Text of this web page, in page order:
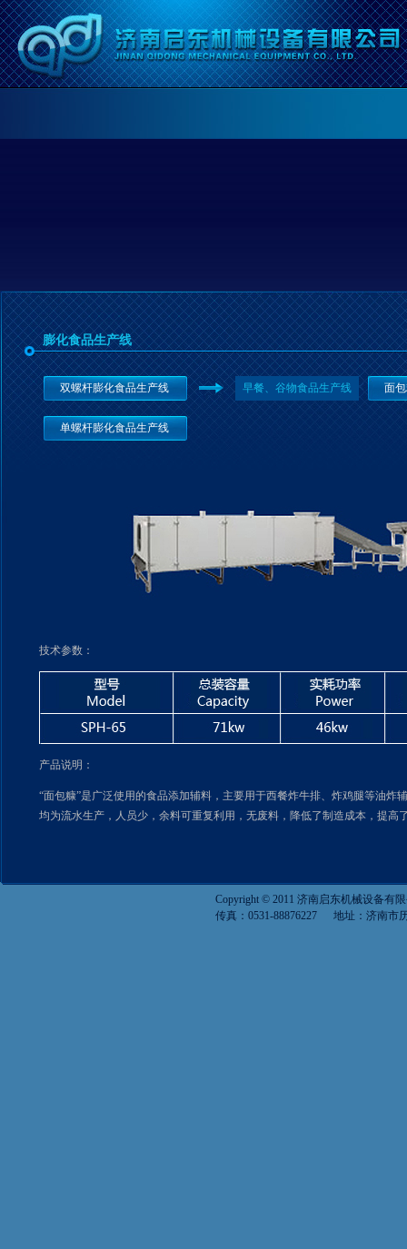
膨化食品生产线
双螺杆膨化食品生产线 早餐、谷物食品生产线 面
单螺杆膨化食品生产线
技术参数：
产品说明：
“面包糠”是广泛使用的食品添加辅料，主要用于西餐炸牛排、炸鸡腿等油
均为流水生产，人员少，余料可重复利用，无废料，降低了制造成本，提高
Copyright © 2011 济南启东机械设备
传真：0531-88876227 地址：济南市